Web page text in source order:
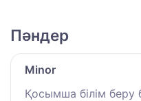
Пәндер
Minоr
Қосымша білім беру